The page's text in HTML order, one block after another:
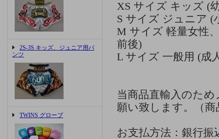
2S-3S キッズ、ジュニア用パ
ンツ
TWINS グローブ
XS サイズ キッズ (
S サイズ ジュニア (
M サイズ 軽量女性
前後)
L サイズ 一般用 (成
当商品直輸入のた
願い致します。（
お支払方法：銀行